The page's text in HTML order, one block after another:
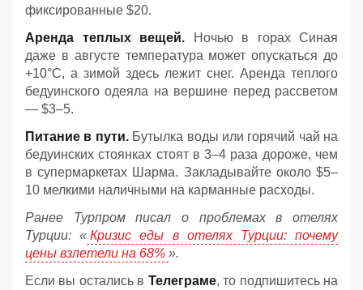
фиксированные $20.
Аренда теплых вещей. Ночью в горах Синая
даже в августе температура может опускаться до
+10°C, а зимой здесь лежит снег. Аренда теплого
бедуинского одеяла на вершине перед рассветом
— $3–5.
Питание в пути.Бутылка воды или горячий чай на
бедуинских стоянках стоят в 3–4 раза дороже, чем
в супермаркетах Шарма. Закладывайте около $5–
10 мелкими наличными на карманные расходы.
Ранее Турпром писал о проблемах в отелях
Турции: « Кризис еды в отелях Турции: почему
цены взлетели на 68% ».
Если вы остались в Телеграме, то подпишитесь на